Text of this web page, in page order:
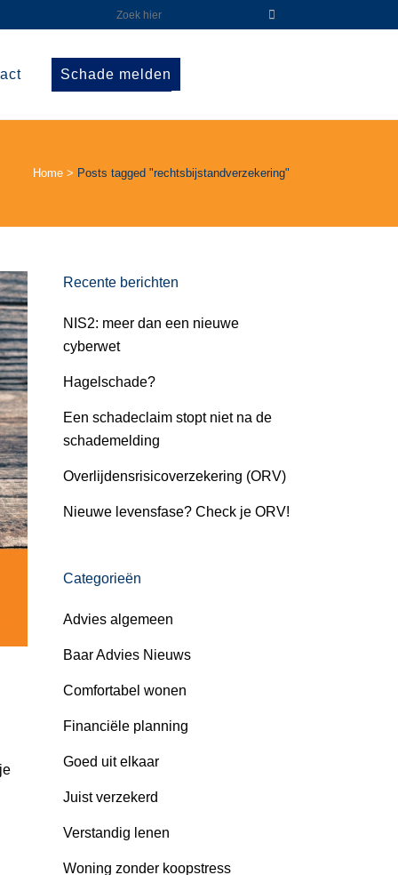
Schade melden
Home > Posts tagged "rechtsbijstandverzekering"
Recente berichten
NIS2: meer dan een nieuwe
cyberwet
Hagelschade?
Een schadeclaim stopt niet na de
schademelding
Overlijdensrisicoverzekering (ORV)
Nieuwe levensfase? Check je ORV!
Categorieën
Advies algemeen
Baar Advies Nieuws
Comfortabel wonen
Financiële planning
Goed uit elkaar
Juist verzekerd
Verstandig lenen
Woning zonder koopstress